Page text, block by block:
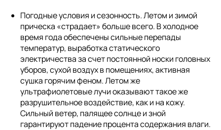
Погодные условия и сезонность. Летом и зимой
прическа «страдает» больше всего. В холодное
время года обеспечены сильные перепады
температур, выработка статического
электричества за счет постоянной носки головных
уборов, сухой воздух в помещениях, активная
сушка горячим феном. Летом же
ультрафиолетовые лучи оказывают такое же
разрушительное воздействие, как и на кожу.
Сильный ветер, палящее солнце и зной
гарантируют падение процента содержания влаги.